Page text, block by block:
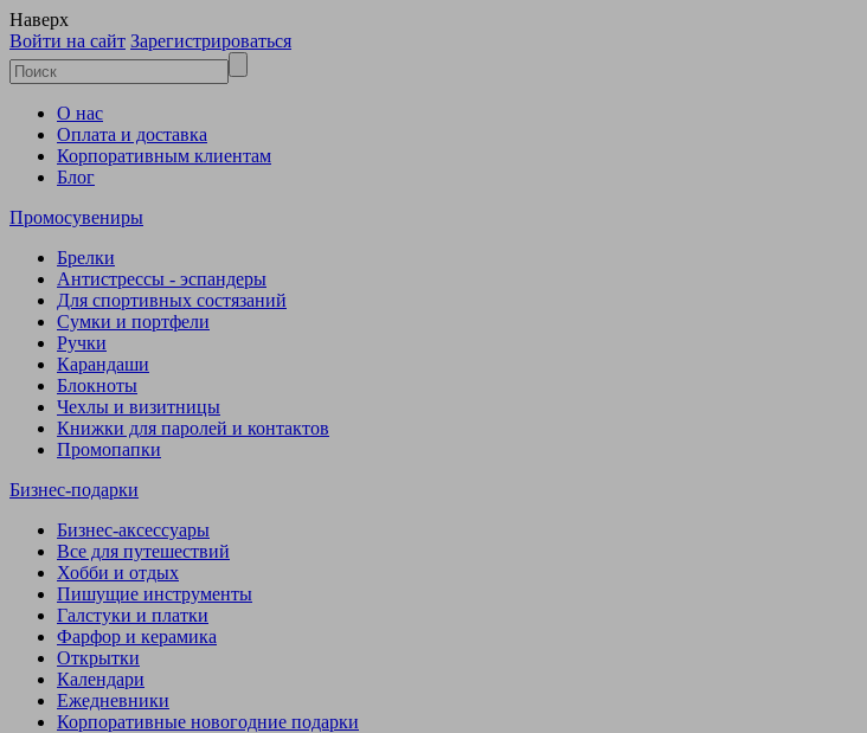
Наверх
Войти на сайт Зарегистрироваться
О нас
Оплата и доставка
Корпоративным клиентам
Блог
Промосувениры
Брелки
Антистрессы - эспандеры
Для спортивных состязаний
Сумки и портфели
Ручки
Карандаши
Блокноты
Чехлы и визитницы
Книжки для паролей и контактов
Промопапки
Бизнес-подарки
Бизнес-аксессуары
Все для путешествий
Хобби и отдых
Пишущие инструменты
Галстуки и платки
Фарфор и керамика
Открытки
Календари
Ежедневники
Корпоративные новогодние подарки